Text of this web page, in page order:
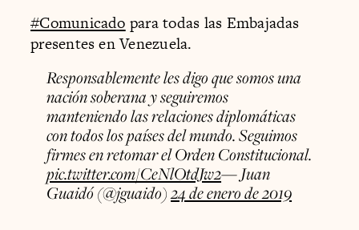
#Comunicado para todas las Embajadas
presentes en Venezuela.
Responsablemente les digo que somos una
nación soberana y seguiremos
manteniendo las relaciones diplomáticas
con todos los países del mundo. Seguimos
firmes en retomar el Orden Constitucional.
pic.twitter.com/CeNlOtdJw2— Juan
Guaidó (@jguaido)24 de enero de 2019